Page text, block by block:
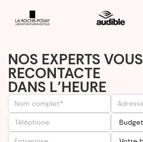
NOS EXPERTS VOUS
RECONTACTE
DANS L’HEURE